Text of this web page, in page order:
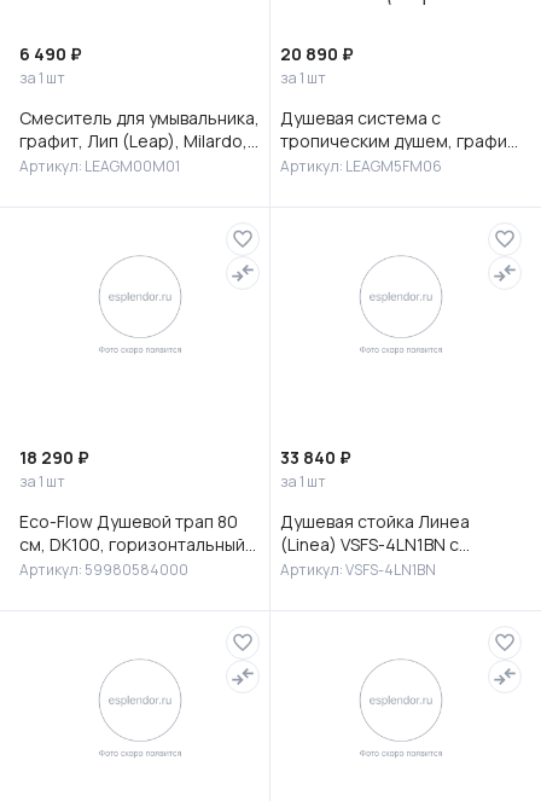
6 490 ₽
за 1 шт
Смеситель для умывальника,
графит, Лип (Leap), Milardo,
LEAGM00M01
Артикул: LEAGM00M01
20 890 ₽
за 1 шт
Душевая система с
тропическим душем, графит,
Лип (Leap), Milardo,
Артикул: LEAGM5FM06
18 290 ₽
за 1 шт
Eco-Flow Душевой трап 80
см, DK100, горизонтальный
сифон 60 мм, матовый
Артикул: 59980584000
33 840 ₽
за 1 шт
Душевая стойка Линеа
(Linea) VSFS-4LN1BN с
изливом, брашированный
Артикул: VSFS-4LN1BN